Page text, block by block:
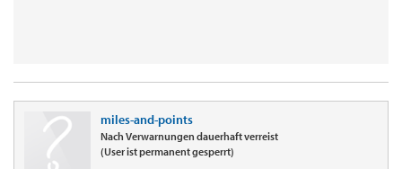
miles-and-points
Nach Verwarnungen dauerhaft verreist
(User ist permanent gesperrt)